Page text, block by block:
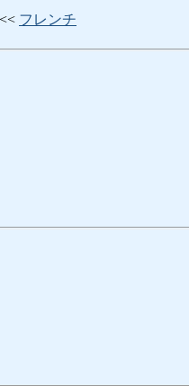
フレンチ